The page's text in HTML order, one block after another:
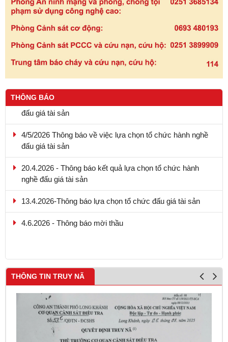
THÔNG BÁO
9.5.2026 - Thông báo kết quả lựa chọn tổ chức hành nghề
đấu giá tài sản
4/5/2026 Thông báo về việc lựa chọn tổ chức hành nghề
đấu giá tài sản
20.4.2026 - Thông báo kết quả lựa chọn tổ chức hành
nghề đấu giá tài sản
13.4.2026-Thông báo lựa chọn tổ chức đấu giá tài sản
4.6.2026 - Thông báo mời thầu
THÔNG TIN TRUY NÃ